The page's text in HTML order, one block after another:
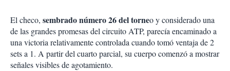
El checo, sembrado número 26 del torneo y considerado una
de las grandes promesas del circuito ATP, parecía encaminado a
una victoria relativamente controlada cuando tomó ventaja de 2
sets a 1. A partir del cuarto parcial, su cuerpo comenzó a mostrar
señales visibles de agotamiento.